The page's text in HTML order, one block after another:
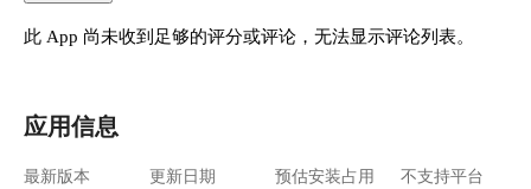
此 App 尚未收到足够的评分或评论，无法显示评论列表。
应用信息
最新版本 更新日期 预估安装占用 不支持平台